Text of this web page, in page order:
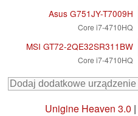
Asus G751JY-T7009H
Core i7-4710HQ
MSI GT72-2QE32SR311BW
Core i7-4710HQ
Unigine Heaven 3.0 |